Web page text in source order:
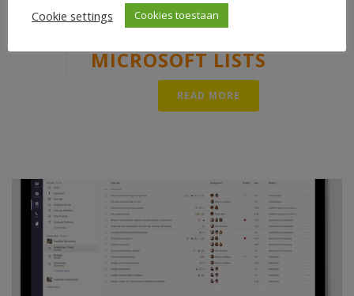
03-09-2020
TRACK JE TAKEN IN
MICROSOFT LISTS
READ MORE
Cookie settings Cookies toestaan